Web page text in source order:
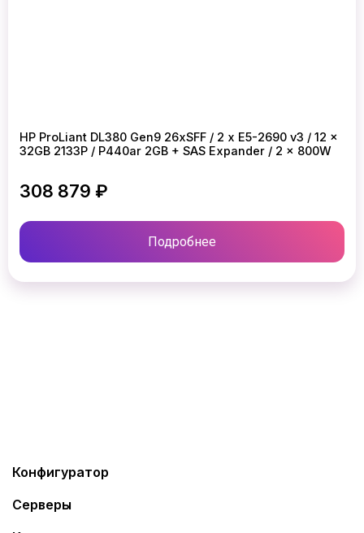
HP ProLiant DL380 Gen9 26xSFF / 2 x E5-2690 v3 / 12 x
32GB 2133P / P440ar 2GB + SAS Expander / 2 x 800W
308 879 ₽
Подробнее
Конфигуратор
Серверы